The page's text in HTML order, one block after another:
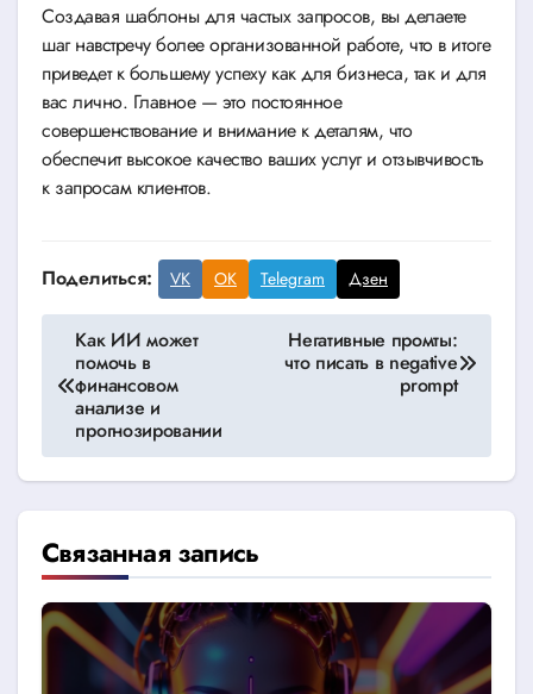
Создавая шаблоны для частых запросов, вы делаете
шаг навстречу более организованной работе, что в итоге
приведет к большему успеху как для бизнеса, так и для
вас лично. Главное — это постоянное
совершенствование и внимание к деталям, что
обеспечит высокое качество ваших услуг и отзывчивость
к запросам клиентов.
Поделиться: VK OK Telegram Дзен
Навигация
по
записям
Как ИИ может
помочь в
финансовом
анализе и
прогнозировании
Негативные промты:
что писать в negative
prompt
Связанная запись